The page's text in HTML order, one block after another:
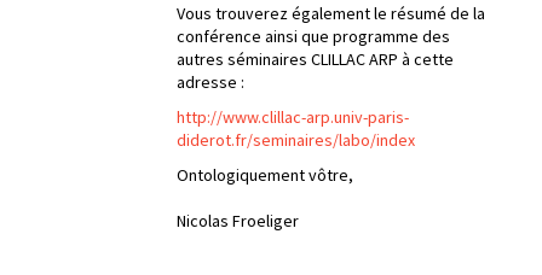
Vous trouverez également le résumé de la
conférence ainsi que programme des
autres séminaires CLILLAC ARP à cette
adresse :
http://www.clillac-arp.univ-paris-
diderot.fr/seminaires/labo/index
Ontologiquement vôtre,
Nicolas Froeliger